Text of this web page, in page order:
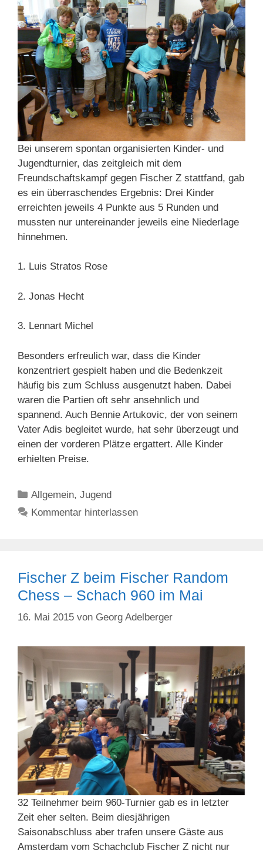
Bei unserem spontan organisierten Kinder- und
Jugendturnier, das zeitgleich mit dem
Freundschaftskampf gegen Fischer Z stattfand, gab
es ein überraschendes Ergebnis: Drei Kinder
erreichten jeweils 4 Punkte aus 5 Runden und
mussten nur untereinander jeweils eine Niederlage
hinnehmen.
1. Luis Stratos Rose
2. Jonas Hecht
3. Lennart Michel
Besonders erfreulich war, dass die Kinder
konzentriert gespielt haben und die Bedenkzeit
häufig bis zum Schluss ausgenutzt haben. Dabei
waren die Partien oft sehr ansehnlich und
spannend. Auch Bennie Artukovic, der von seinem
Vater Adis begleitet wurde, hat sehr überzeugt und
einen der vorderen Plätze ergattert. Alle Kinder
erhielten Preise.
Kategorien
Allgemein,Jugend
Kommentar hinterlassen
Fischer Z beim Fischer Random
Chess – Schach 960 im Mai
16. Mai 2015 von Georg Adelberger
32 Teilnehmer beim 960-Turnier gab es in letzter
Zeit eher selten. Beim diesjährigen
Saisonabschluss aber trafen unsere Gäste aus
Amsterdam vom Schachclub Fischer Z nicht nur